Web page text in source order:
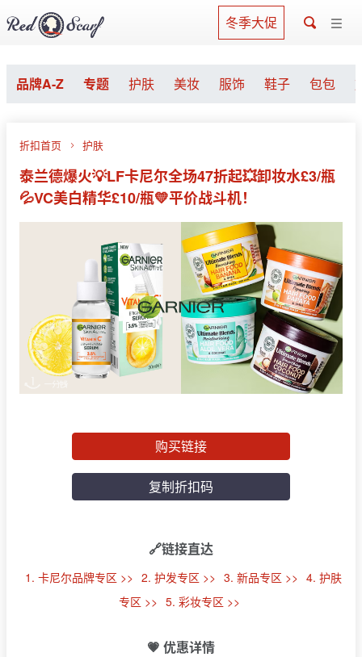
冬季大促
品牌A-Z 专题 护肤 美妆 服饰 鞋子 包包
折扣首页 护肤
泰兰德爆火💡LF卡尼尔全场47折起💥卸妆水£3/瓶
💦VC美白精华£10/瓶💛平价战斗机！
购买链接
复制折扣码
🔗链接直达
1. 卡尼尔品牌专区 >> 2. 护发专区 >> 3. 新品专区 >> 4. 护肤
专区 >> 5. 彩妆专区 >>
💗 优惠详情